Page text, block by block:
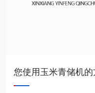
您使用玉米青储机